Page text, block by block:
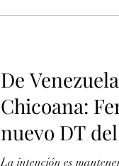
De
Chicoana:
nuevo DT
La intención es